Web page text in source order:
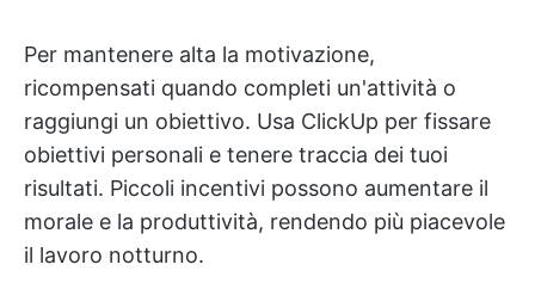
Per mantenere alta la motivazione,
ricompensati quando completi un'attività o
raggiungi un obiettivo. Usa ClickUp per fissare
obiettivi personali e tenere traccia dei tuoi
risultati. Piccoli incentivi possono aumentare il
morale e la produttività, rendendo più piacevole
il lavoro notturno.